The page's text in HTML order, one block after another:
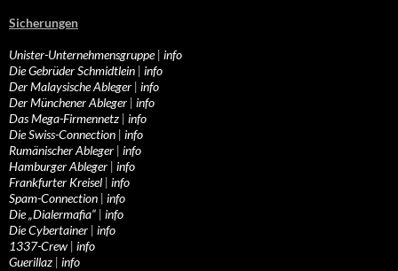
Sicherungen
Unister-Unternehmensgruppe| info
Die Gebrüder Schmidtlein | info
Der Malaysische Ableger | info
Der Münchener Ableger | info
Das Mega-Firmennetz | info
Die Swiss-Connection | info
Rumänischer Ableger | info
Hamburger Ableger | info
Frankfurter Kreisel | info
Spam-Connection | info
Die „Dialermafia“ | info
Die Cybertainer | info
1337-Crew | info
Guerillaz | info